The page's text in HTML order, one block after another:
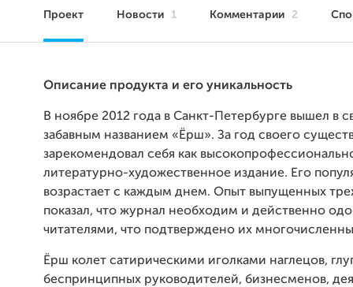
Проект Новости 1 Комментарии 2
Описание продукта и его уникальность
В ноябре 2012 года в Санкт-Петербурге вышел в
забавным названием «Ёрш». За год своего
зарекомендовал себя как
литературно-художественное издание. Его
возрастает с каждым днем. Опыт выпущенных
показал, что журнал необходим и действенно
читателями, что подтверждено их
Ёрш колет сатирическими иголками наглецов,
беспринципных руководителей, бизнесменов,